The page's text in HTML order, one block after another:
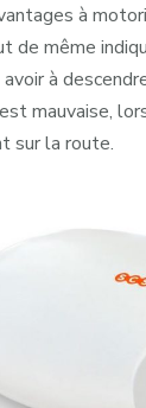
à
de même
à
mauvaise,
sur la route.